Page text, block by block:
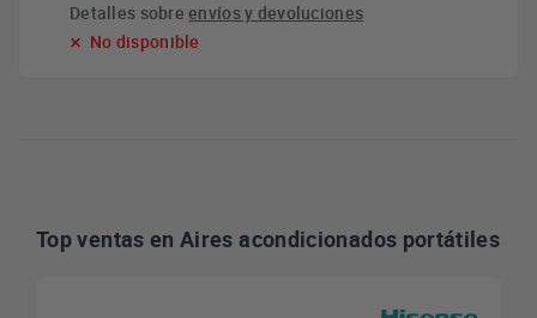
Detalles sobreenvíos y devoluciones
No disponible
Top ventas en Aires acondicionados portátiles